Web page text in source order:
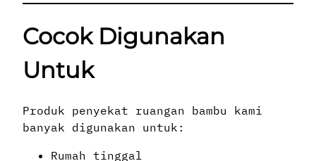
Cocok Digunakan
Untuk
Produk penyekat ruangan bambu kami
banyak digunakan untuk:
Rumah tinggal